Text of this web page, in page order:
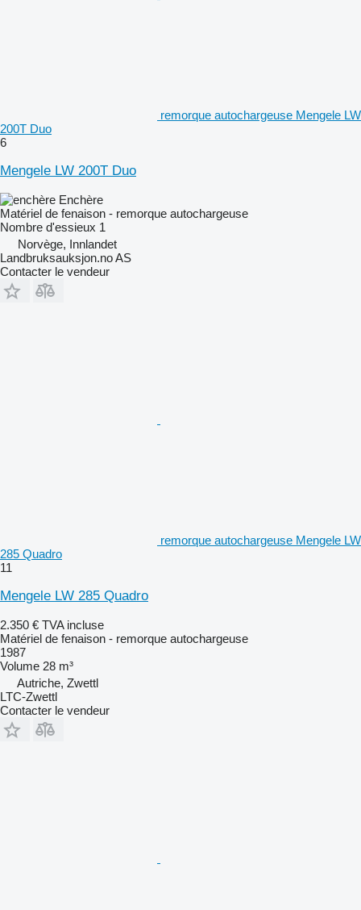
remorque autochargeuse Mengele LW
200T Duo
6
Mengele LW 200T Duo
Enchère
Matériel de fenaison - remorque autochargeuse
Nombre d'essieux 1
Norvège, Innlandet
Landbruksauksjon.no AS
Contacter le vendeur
remorque autochargeuse Mengele LW
285 Quadro
11
Mengele LW 285 Quadro
2.350 € TVA incluse
Matériel de fenaison - remorque autochargeuse
1987
Volume 28 m³
Autriche, Zwettl
LTC-Zwettl
Contacter le vendeur